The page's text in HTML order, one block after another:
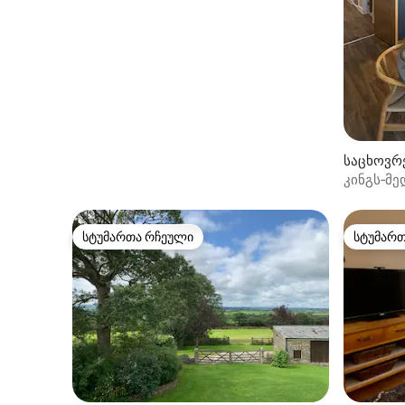
ნი)
სტუმართა რჩეული
სტუმართა რჩეული